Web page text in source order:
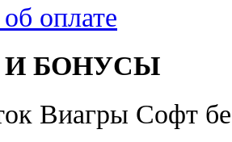
оплате
БОНУСЫ
Виагры Софт